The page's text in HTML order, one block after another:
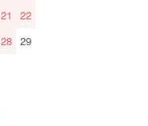
21
22
28 29